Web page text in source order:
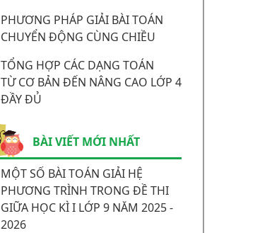
PHƯƠNG PHÁP GIẢI BÀI TOÁN
CHUYỂN ĐỘNG CÙNG CHIỀU
TỔNG HỢP CÁC DẠNG TOÁN
TỪ CƠ BẢN ĐẾN NÂNG CAO LỚP 4
ĐẦY ĐỦ
BÀI VIẾT MỚI NHẤT
MỘT SỐ BÀI TOÁN GIẢI HỆ
PHƯƠNG TRÌNH TRONG ĐỀ THI
GIỮA HỌC KÌ I LỚP 9 NĂM 2025 -
2026